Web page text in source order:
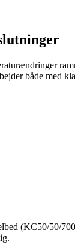
både med
(KC50/50/